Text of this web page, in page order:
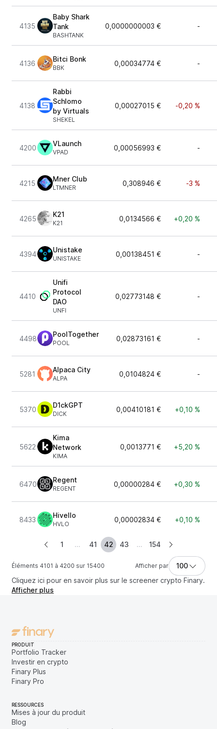
4135
Baby Shark
Tank
BASHTANK
0,0000000003 € -
4136
Bitci Bonk
BBK
0,00034774 € -
4138
Rabbi
Schlomo
by Virtuals
SHEKEL
0,00027015 € -0,20 %
4200
VLaunch
VPAD
0,00056993 € -
4215
Mner Club
LTMNER
0,308946 € -3 %
4265
K21
K21
0,0134566 € +0,20 %
4394
Unistake
UNISTAKE
0,00138451 € -
4410
Unifi
Protocol
DAO
UNFI
0,02773148 € -
4498
PoolTogether
POOL
0,02873161 € -
5281
Alpaca City
ALPA
0,0104824 € -
5370
D1ckGPT
DICK
0,00410181 € +0,10 %
5622
Kima
Network
KIMA
0,0013771 € +5,20 %
6470
Regent
REGENT
0,00000284 € +0,30 %
8433
Hivello
HVLO
0,00002834 € +0,10 %
Éléments 4101 à 4200 sur 15400
1 ... 41 42 43 ... 154
Afficher par
100
Cliquez ici pour en savoir plus sur le screener crypto Finary.
Afficher plus
PRODUIT
Portfolio Tracker
Investir en crypto
Finary Plus
Finary Pro
RESSOURCES
Mises à jour du produit
Blog